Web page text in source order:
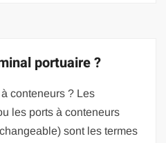
portuaire ?
à conteneurs ? Les
les ports à conteneurs
sont les termes